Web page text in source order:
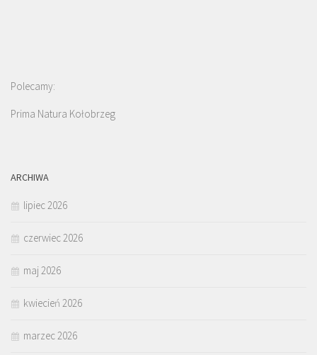
Polecamy:
Prima Natura Kołobrzeg
ARCHIWA
lipiec 2026
czerwiec 2026
maj 2026
kwiecień 2026
marzec 2026